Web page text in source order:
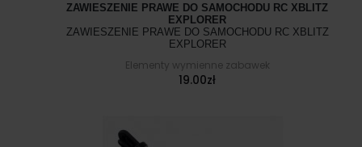
ZAWIESZENIE PRAWE DO SAMOCHODU RC XBLITZ
EXPLORER
ZAWIESZENIE PRAWE DO SAMOCHODU RC XBLITZ
EXPLORER
Elementy wymienne zabawek
19.00zł